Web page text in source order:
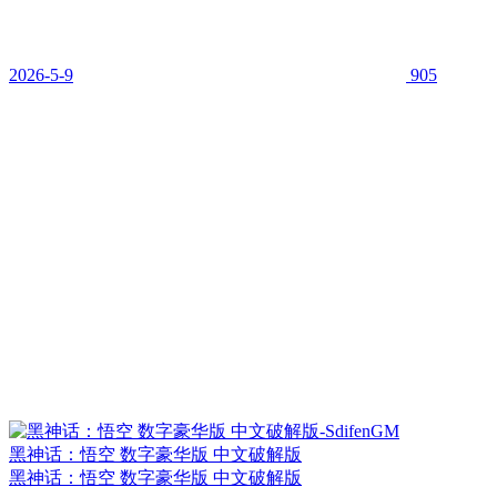
2026-5-9 905
黑神话：悟空 数字豪华版 中文破解版
黑神话：悟空 数字豪华版 中文破解版